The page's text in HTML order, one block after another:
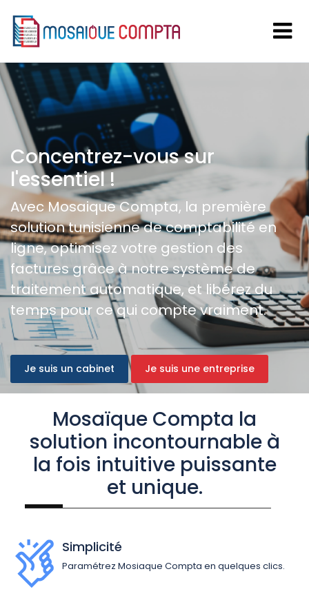
Concentrez-vous sur
l'essentiel !
Avec Mosaique Compta, la première
solution tunisienne de comptabilité en
ligne, optimisez votre gestion des
factures grâce à notre système de
traitement automatique, et libérez du
temps pour ce qui compte vraiment.
Je suis un cabinet Je suis une entreprise
Mosaïque Compta la
solution incontournable à
la fois intuitive puissante
et unique.
Simplicité
Paramétrez Mosiaque Compta en quelques clics.